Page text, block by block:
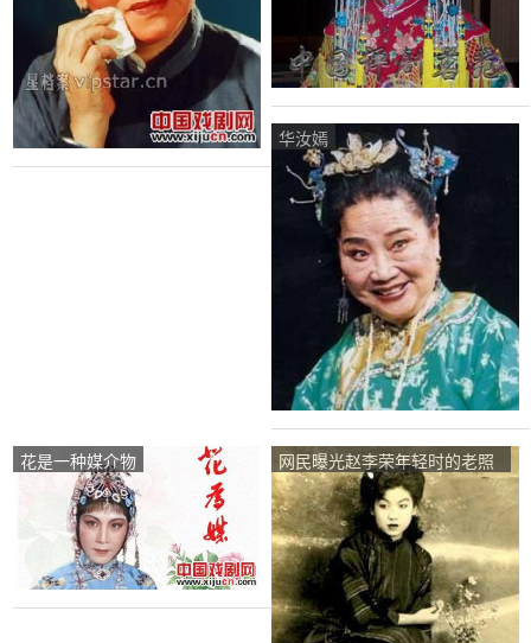
华汝嫣
花是一种媒介物
网民曝光赵李荣年轻时的老照
片